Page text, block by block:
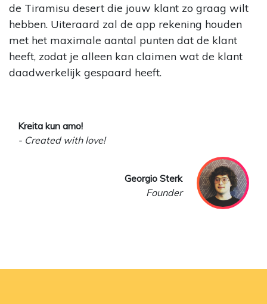
de Tiramisu desert die jouw klant zo graag wilt
hebben. Uiteraard zal de app rekening houden
met het maximale aantal punten dat de klant
heeft, zodat je alleen kan claimen wat de klant
daadwerkelijk gespaard heeft.
Kreita kun amo!
- Created with love!
Georgio Sterk
Founder